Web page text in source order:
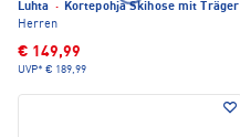
Luhta · Kortepohja Skihose mit Träger
Herren
€ 149,99
UVP* € 189,99